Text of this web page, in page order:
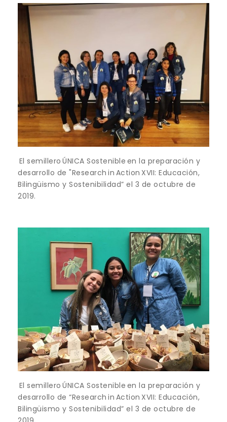
El semillero ÚNICA Sostenible en la preparación y
desarrollo de "Research in Action XVII: Educación,
Bilingüismo y Sostenibilidad” el 3 de octubre de
2019.
El semillero ÚNICA Sostenible en la preparación y
desarrollo de “Research in Action XVII: Educación,
Bilingüismo y Sostenibilidad” el 3 de octubre de